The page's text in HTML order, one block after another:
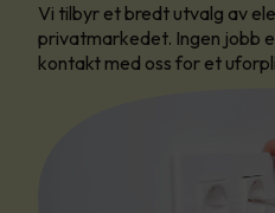
Vi tilbyr et bredt utvalg av
privatmarkedet. Ingen jobb
kontakt med oss for et